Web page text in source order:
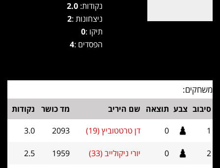
נקודות: 2.0
ניצחונות :2
תיקו :0
הפסדים :4
משחקים:
סיבוב צבע תוצאה שם היריב מד כושר
נקודות
1
0 דן טרטטוביץ (19) 2093
3.0
2
0 יורי ניקולייב (33) 1959
2.5